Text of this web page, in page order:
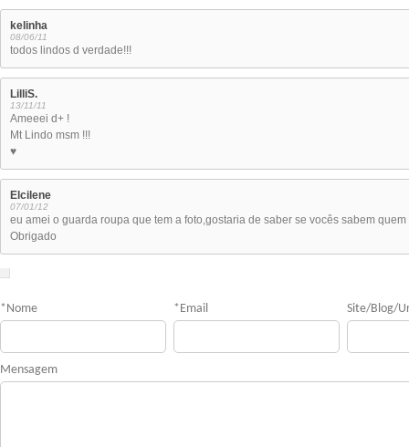
kelinha
08/06/11
todos lindos d verdade!!!
LilliS.
13/11/11
Ameeei d+ !
Mt Lindo msm !!!
♥
Elcilene
07/01/12
eu amei o guarda roupa que tem a foto,gostaria de saber se vocês sabem
Obrigado
* Nome * Email Site/Blog/
Mensagem